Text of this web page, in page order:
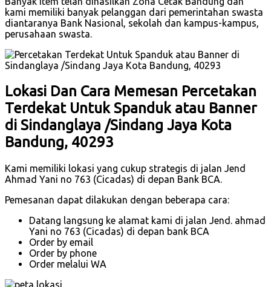
kami memiliki banyak pelanggan dari pemerintahan swasta
diantaranya Bank Nasional, sekolah dan kampus-kampus,
perusahaan swasta.
Lokasi Dan Cara Memesan Percetakan
Terdekat Untuk Spanduk atau Banner
di Sindanglaya /Sindang Jaya Kota
Bandung, 40293
Kami memiliki lokasi yang cukup strategis di jalan Jend
Ahmad Yani no 763 (Cicadas) di depan Bank BCA.
Pemesanan dapat dilakukan dengan beberapa cara:
Datang langsung ke alamat kami di jalan Jend. ahmad
Yani no 763 (Cicadas) di depan bank BCA
Order by email
Order by phone
Order melalui WA